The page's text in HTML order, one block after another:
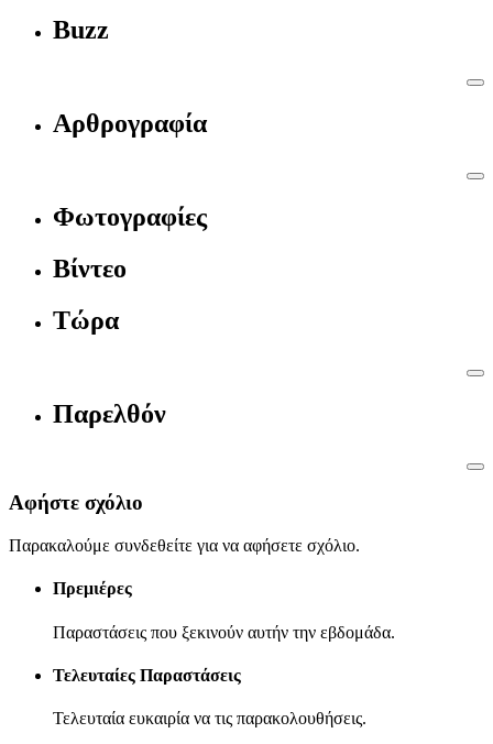
Buzz
Αρθρογραφία
Φωτογραφίες
Βίντεο
Τώρα
Παρελθόν
Αφήστε σχόλιο
Παρακαλούμε συνδεθείτε για να αφήσετε σχόλιο.
Πρεμιέρες
Παραστάσεις που ξεκινούν αυτήν την εβδομάδα.
Τελευταίες Παραστάσεις
Τελευταία ευκαιρία να τις παρακολουθήσεις.